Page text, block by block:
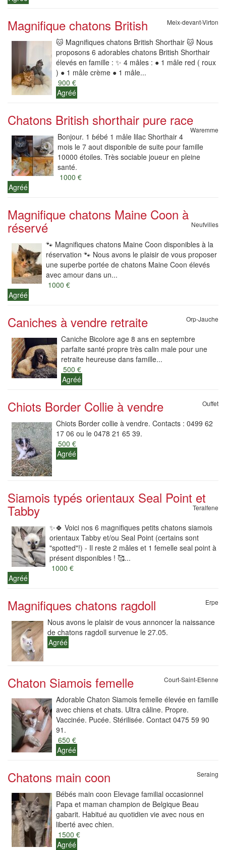
Magnifique chatons British Meix-devant-Virton
🐱 Magnifiques chatons British Shorthair 🐱 Nous
proposons 6 adorables chatons British Shorthair
élevés en famille : ✨ 4 mâles : ● 1 mâle red ( roux
) ● 1 mâle crème ● 1 mâle...
900 €
Agréé
Chatons British shorthair pure race
Waremme
Bonjour. 1 ɓébé 1 mâle lilac Shorthair 4
mois le 7 aout disponible de suite pour famille
10000 étoiles. Très sociable joueur en pleine
santé.
1000 €
Agréé
Magnifique chatons Maine Coon à
réservé Neufvilles
🐾 Magnifiques chatons Maine Coon disponibles à la
réservation 🐾 Nous avons le plaisir de vous proposer
une superbe portée de chatons Maine Coon élevés
avec amour dans un...
1000 €
Agréé
Caniches à vendre retraite Orp-Jauche
Caniche Bicolore age 8 ans en septembre
parfaite santé propre très calin male pour une
retraite heureuse dans famille...
500 €
Agréé
Chiots Border Collie à vendre Ouffet
Chiots Border collie à vendre. Contacts : 0499 62
17 06 ou le 0478 21 65 39.
500 €
Agréé
Siamois typés orientaux Seal Point et
Tabby Teralfene
✨🍀 Voici nos 6 magnifiques petits chatons siamois
orientaux Tabby et/ou Seal Point (certains sont
"spotted"!) - Il reste 2 mâles et 1 femelle seal point à
présent disponibles ! 🥰...
1000 €
Agréé
Magnifiques chatons ragdoll Erpe
Nous avons le plaisir de vous annoncer la naissance
de chatons ragdoll survenue le 27.05.
Agréé
Chaton Siamois femelle Court-Saint-Etienne
Adorable Chaton Siamois femelle élevée en famille
avec chiens et chats. Ultra câline. Propre.
Vaccinée. Pucée. Stérilisée. Contact 0475 59 90
91.
650 €
Agréé
Chatons main coon Seraing
Bébés main coon Elevage familial occasionnel
Papa et maman champion de Belgique Beau
gabarit. Habitué au quotidien vie avec nous en
liberté avec chien.
1500 €
Agréé